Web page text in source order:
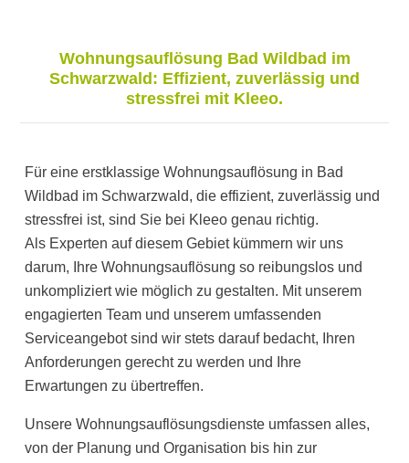
Wohnungsauflösung Bad Wildbad im
Schwarzwald: Effizient, zuverlässig und
stressfrei mit Kleeo.
Für eine erstklassige Wohnungsauflösung in Bad
Wildbad im Schwarzwald, die effizient, zuverlässig und
stressfrei ist, sind Sie bei Kleeo genau richtig.
Als Experten auf diesem Gebiet kümmern wir uns
darum, Ihre Wohnungsauflösung so reibungslos und
unkompliziert wie möglich zu gestalten. Mit unserem
engagierten Team und unserem umfassenden
Serviceangebot sind wir stets darauf bedacht, Ihren
Anforderungen gerecht zu werden und Ihre
Erwartungen zu übertreffen.
Unsere Wohnungsauflösungsdienste umfassen alles,
von der Planung und Organisation bis hin zur